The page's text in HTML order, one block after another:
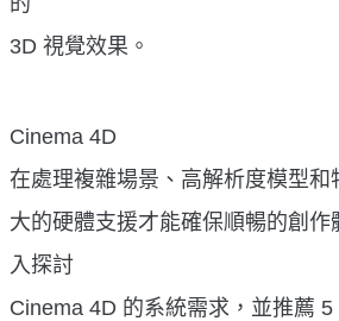
3D 視覺效果。
Cinema 4D
在處理複雜場景、高解析度模型和
大的硬體支援才能確保順暢的創作
入探討
Cinema 4D 的系統需求，並推薦